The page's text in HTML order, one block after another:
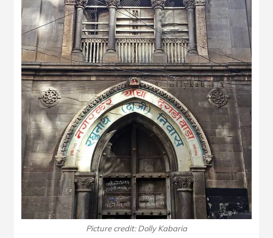
Picture credit: Dolly Kabaria